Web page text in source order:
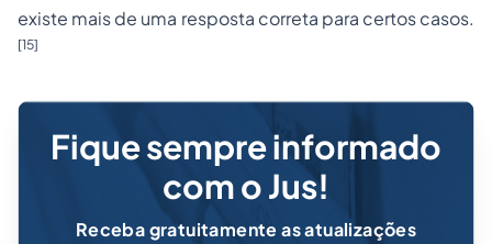
existe mais de uma resposta correta para certos casos.
[15]
Fique sempre informado
com o Jus!
Receba gratuitamente as atualizações